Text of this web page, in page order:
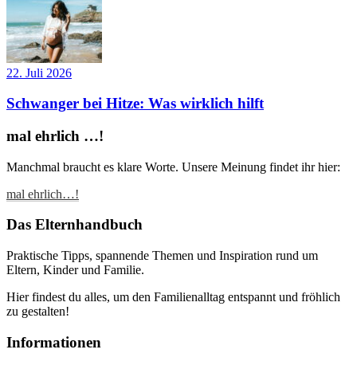
22. Juli 2026
Schwanger bei Hitze: Was wirklich hilft
mal ehrlich …!
Manchmal braucht es klare Worte. Unsere Meinung findet ihr hier:
mal ehrlich…!
Das Elternhandbuch
Praktische Tipps, spannende Themen und Inspiration rund um
Eltern, Kinder und Familie.
Hier findest du alles, um den Familienalltag entspannt und fröhlich
zu gestalten!
Informationen